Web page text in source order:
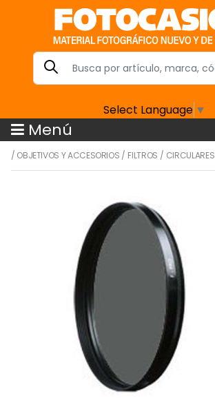
Select Language ▼
Menú
/ OBJETIVOS Y ACCESORIOS / FILTROS / CIRCULARES